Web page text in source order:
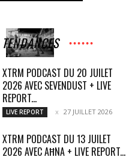
TENDANCES
XTRM PODCAST DU 20 JUILET
2026 AVEC SEVENDUST + LIVE
REPORT...
LIVE REPORT 27 JUILLET 2026
XTRM PODCAST DU 13 JUILET
2026 AVEC AĦNA + LIVE REPORT...